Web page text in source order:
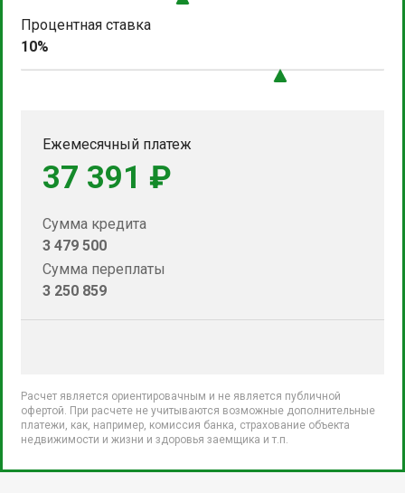
Процентная ставка
10%
Ежемесячный платеж
37 391 ₽
Сумма кредита
3 479 500
Сумма переплаты
3 250 859
Расчет является ориентировачным и не является публичной
офертой. При расчете не учитываются возможные дополнительные
платежи, как, например, комиссия банка, страхование объекта
недвижимости и жизни и здоровья заемщика и т.п.